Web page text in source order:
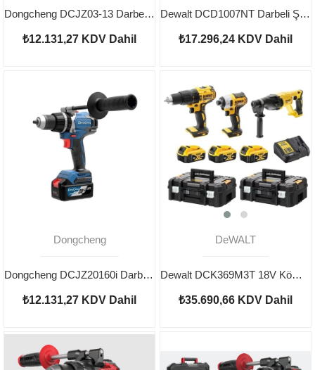
Dongcheng DCJZ03-13 Darbeli Şarjlı Matkap 20V 4AH
₺12.131,27 KDV Dahil
Dewalt DCD1007NT Darbeli Şarjlı Matkap 18V
₺17.296,24 KDV Dahil
Dongcheng
Dongcheng DCJZ20160i Darbeli Şarjlı Matkap 20V 4AH
₺12.131,27 KDV Dahil
DeWALT
Dewalt DCK369M3T 18V Kömürsüz 3x 4 Ah Akü 3'lü Makine Seti
₺35.690,66 KDV Dahil